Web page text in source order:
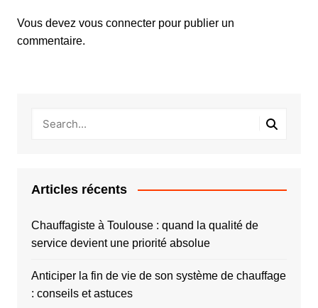
Vous devez vous connecterpour publier un
commentaire.
Articles récents
Chauffagiste à Toulouse : quand la qualité de
service devient une priorité absolue
Anticiper la fin de vie de son système de chauffage
: conseils et astuces